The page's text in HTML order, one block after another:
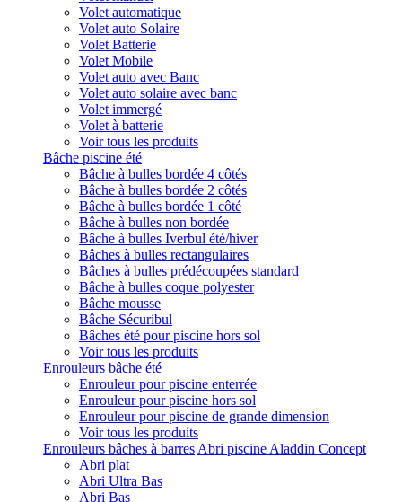
Volet automatique
Volet auto Solaire
Volet Batterie
Volet Mobile
Volet auto avec Banc
Volet auto solaire avec banc
Volet immergé
Volet à batterie
Voir tous les produits
Bâche piscine été
Bâche à bulles bordée 4 côtés
Bâche à bulles bordée 2 côtés
Bâche à bulles bordée 1 côté
Bâche à bulles non bordée
Bâche à bulles Iverbul été/hiver
Bâches à bulles rectangulaires
Bâches à bulles prédécoupées standard
Bâche à bulles coque polyester
Bâche mousse
Bâche Sécuribul
Bâches été pour piscine hors sol
Voir tous les produits
Enrouleurs bâche été
Enrouleur pour piscine enterrée
Enrouleur pour piscine hors sol
Enrouleur pour piscine de grande dimension
Voir tous les produits
Enrouleurs bâches à barres Abri piscine Aladdin Concept
Abri plat
Abri Ultra Bas
Abri Bas